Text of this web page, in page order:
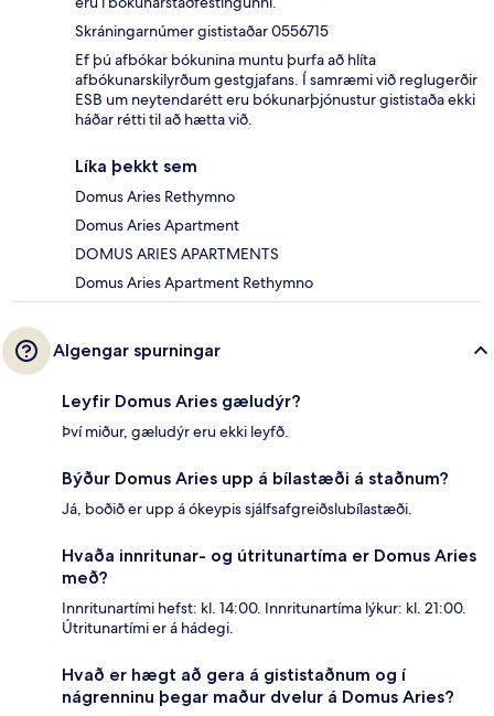
Skráningarnúmer gististaðar 0556715
Ef þú afbókar bókunina muntu þurfa að hlíta
afbókunarskilyrðum gestgjafans. Í samræmi við reglugerðir
ESB um neytendarétt eru bókunarþjónustur gististaða ekki
háðar rétti til að hætta við.
Líka þekkt sem
Domus Aries Rethymno
Domus Aries Apartment
DOMUS ARIES APARTMENTS
Domus Aries Apartment Rethymno
Algengar spurningar
Leyfir Domus Aries gæludýr?
Því miður, gæludýr eru ekki leyfð.
Býður Domus Aries upp á bílastæði á staðnum?
Já, boðið er upp á ókeypis sjálfsafgreiðslubílastæði.
Hvaða innritunar- og útritunartíma er Domus Aries
með?
Innritunartími hefst: kl. 14:00. Innritunartíma lýkur: kl. 21:00.
Útritunartími er á hádegi.
Hvað er hægt að gera á gististaðnum og í
nágrenninu þegar maður dvelur á Domus Aries?